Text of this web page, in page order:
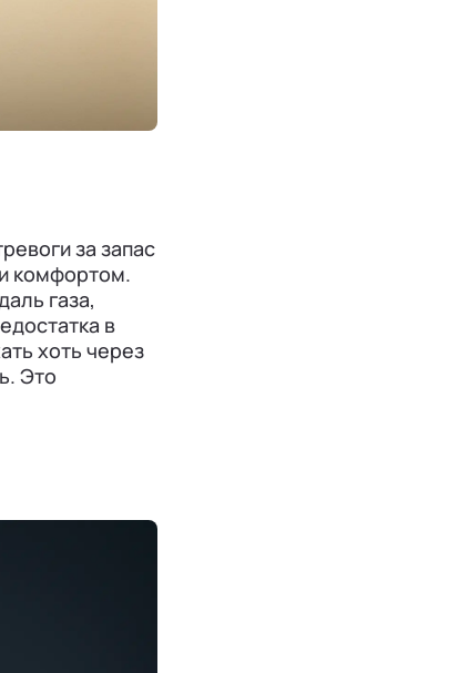
за запас
комфортом.
газа,
в
хоть через
Это